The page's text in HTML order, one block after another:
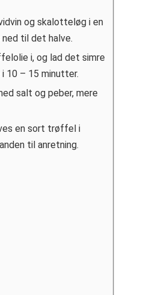
og skalotteløg i en
til det halve.
i, og lad det simre
10 – 15 minutter.
salt og peber, mere
en sort trøffel i
til anretning.